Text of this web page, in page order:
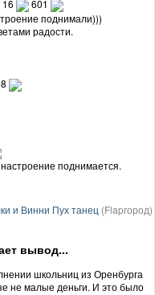
16
601
поднимали)))
радости.
поднимается.
и Винни Пух танец (Flapгород)
вывод...
школьниц из Оренбурга
не малые деньги. И это было